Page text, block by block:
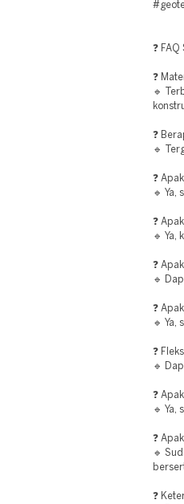
❓
❓
🔹
❓
🔹
❓
🔹 Ya,
❓
🔹 Ya,
❓
🔹
❓
🔹 Ya,
❓
🔹
❓
🔹 Ya,
❓
🔹
❓